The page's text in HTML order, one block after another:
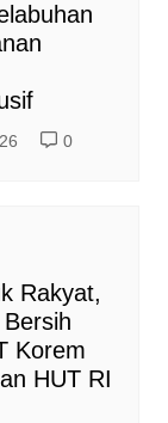
0
Rakyat,
Korem
HUT RI